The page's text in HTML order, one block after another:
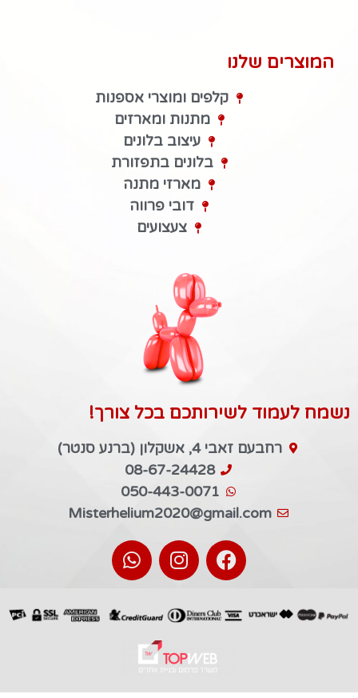
המוצרים שלנו
קלפים ומוצרי אספנות
מתנות ומארזים
עיצוב בלונים
בלונים בתפזורת
מארזי מתנה
דובי פרווה
צעצועים
נשמח לעמוד לשירותכם בכל צורך!
רחבעם זאבי 4, אשקלון (ברנע סנטר)
08-67-24428
050-443-0071
Misterhelium2020@gmail.com